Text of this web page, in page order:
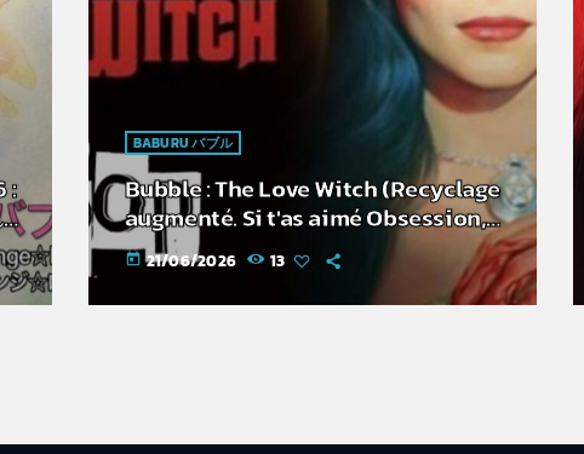
:
BABURU バブル
Bubble : The Love Witch (Recyclage
augmenté. Si t'as aimé Obsession,
c'est pour toi)
today 21/06/2026 13